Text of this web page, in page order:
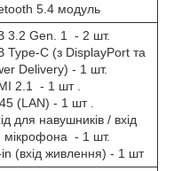
5.4 модуль
3.2 Gen. 1 - 2 шт.
Type-C (з DisplayPort та
Delivery) - 1 шт.
2.1 - 1 шт .
(LAN) - 1 шт .
для навушників / вхід
мікрофона - 1 шт.
(вхід живлення) - 1 шт